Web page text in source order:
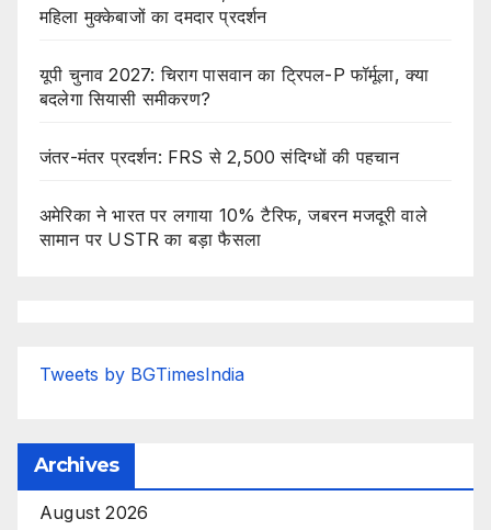
महिला मुक्केबाजों का दमदार प्रदर्शन
यूपी चुनाव 2027: चिराग पासवान का ट्रिपल-P फॉर्मूला, क्या
बदलेगा सियासी समीकरण?
जंतर-मंतर प्रदर्शन: FRS से 2,500 संदिग्धों की पहचान
अमेरिका ने भारत पर लगाया 10% टैरिफ, जबरन मजदूरी वाले
सामान पर USTR का बड़ा फैसला
Tweets by BGTimesIndia
Archives
August 2026